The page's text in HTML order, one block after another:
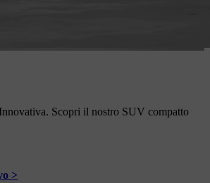
Scopri il nostro SUV compatto
>